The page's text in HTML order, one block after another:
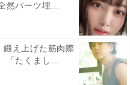
然パーツ埋...
鍛え上げた筋肉際
「たくまし...